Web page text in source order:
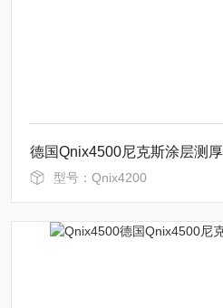
德国Qnix4500尼克斯涂层测
型号：Qnix4200